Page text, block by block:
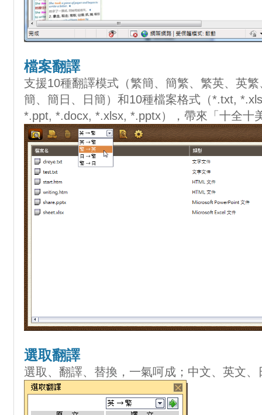
檔案翻譯
支援10種翻譯模式（繁簡、簡繁、繁英、英
簡、簡日、日簡）和10種檔案格式（*.txt,
*.ppt, *.docx, *.xlsx, *.pptx），帶來「十全十
選取翻譯
選取、翻譯、替換，一氣呵成；中文、英文